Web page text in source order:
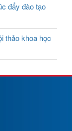
đẩy đào tạo
thảo khoa học